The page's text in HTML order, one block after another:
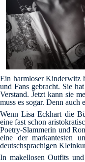
Ein harmloser Kinderwitz
und Fans gebracht. Sie
Verstand. Jetzt kann sie
muss es sogar. Denn
Wenn Lisa Eckhart die
eine fast schon
Poetry-Slammerin und
eine der markantesten
deutschsprachigen
In makellosen Outfits